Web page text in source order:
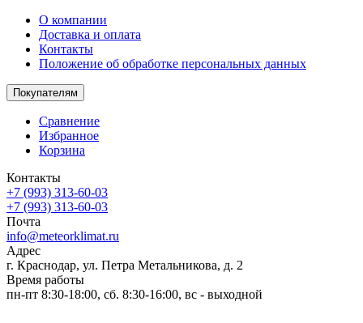
О компании
Доставка и оплата
Контакты
Положение об обработке персональных данных
Покупателям
Сравнение
Избранное
Корзина
Контакты
+7 (993) 313-60-03
+7 (993) 313-60-03
Почта
info@meteorklimat.ru
Адрес
г. Краснодар, ул. Петра Метальникова, д. 2
Время работы
пн-пт 8:30-18:00, сб. 8:30-16:00, вс - выходной